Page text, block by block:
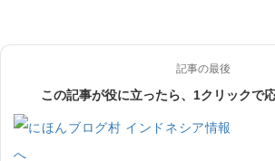
記事の最後
この記事が役に立ったら、1クリックで